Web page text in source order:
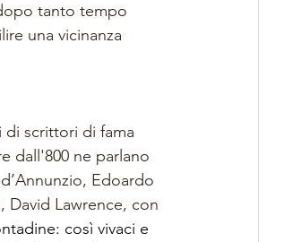
tanto tempo
una vicinanza
scrittori di fama
dall'800 ne parlano
Edoardo
David Lawrence, con
così vivaci e